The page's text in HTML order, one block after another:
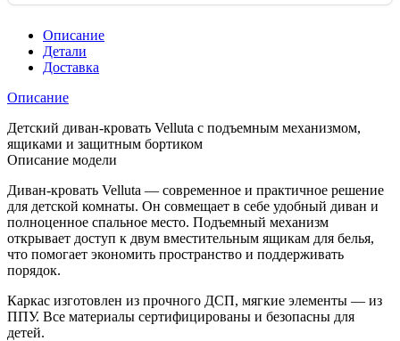
Описание
Детали
Доставка
Описание
Детский диван-кровать Velluta с подъемным механизмом,
ящиками и защитным бортиком
Описание модели
Диван-кровать Velluta — современное и практичное решение
для детской комнаты. Он совмещает в себе удобный диван и
полноценное спальное место. Подъемный механизм
открывает доступ к двум вместительным ящикам для белья,
что помогает экономить пространство и поддерживать
порядок.
Каркас изготовлен из прочного ДСП, мягкие элементы — из
ППУ. Все материалы сертифицированы и безопасны для
детей.